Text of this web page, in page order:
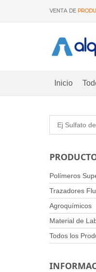
VENTA DE
Inicio
Polímeros
Trazadores
Agroquímicos
Material de
Todos los